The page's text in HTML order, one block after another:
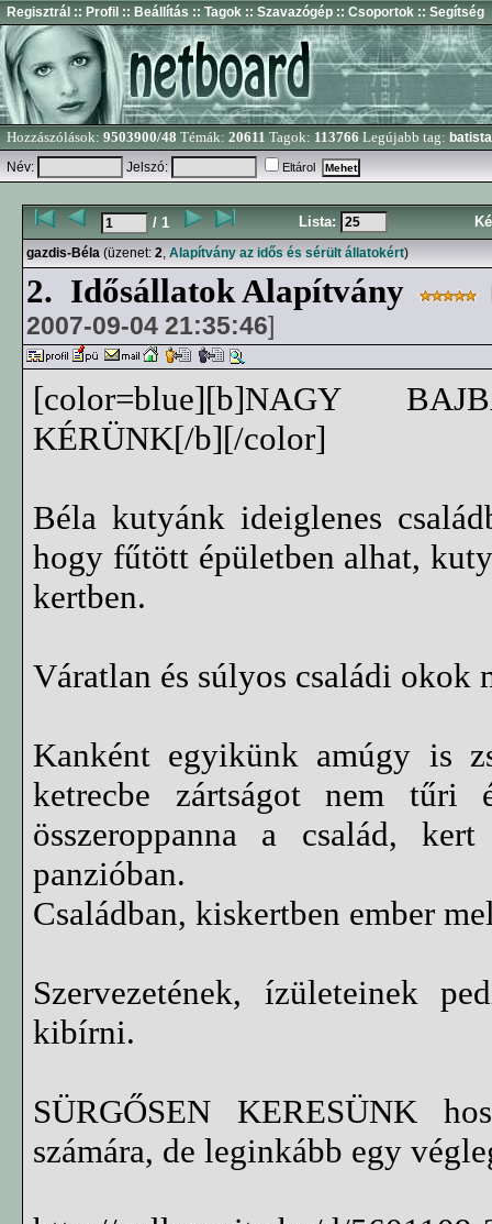
Regisztrál :: Profil :: Beállítás :: Tagok :: Szavazógép :: Csoportok :: Segítség
Hozzászólások: 9503900/48 Témák: 20611 Tagok: 113766 Legújabb tag: batista
Név:
Jelszó: Eltárol
/ 1 Lista:
gazdis-Béla (üzenet: 2, Alapítvány az idős és sérült állatokért)
2. Idősállatok Alapítvány
2007-09-04 21:35:46]
[color=blue][b]NAGY
KÉRÜNK[/b][/color]
Béla kutyánk ideiglenes
hogy fűtött épületben alhat,
kertben.
Váratlan és súlyos családi
Kanként egyikünk amúgy is
ketrecbe zártságot nem
összeroppanna a család,
panzióban.
Családban, kiskertben ember
Szervezetének, ízületeinek
kibírni.
SÜRGŐSEN KERESÜNK
számára, de leginkább egy